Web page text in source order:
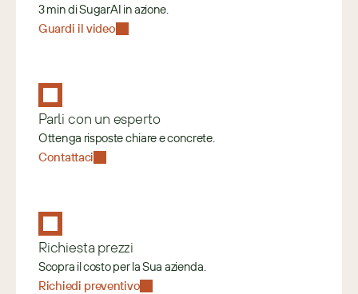
3 min di SugarAI in azione.
Guardi il video
Parli con un esperto
Ottenga risposte chiare e concrete.
Contattaci
Richiesta prezzi
Scopra il costo per la Sua azienda.
Richiedi preventivo